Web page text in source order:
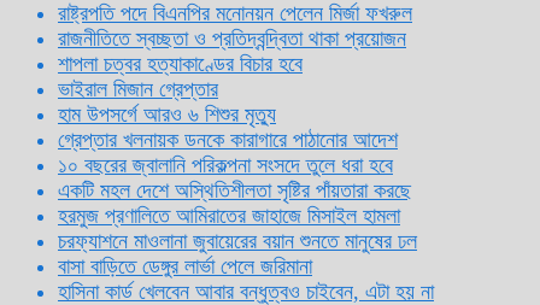
রাষ্ট্রপতি পদে বিএনপির মনোনয়ন পেলেন মির্জা ফখরুল
রাজনীতিতে স্বচ্ছতা ও প্রতিদ্বন্দ্বিতা থাকা প্রয়োজন
শাপলা চত্বর হত্যাকাণ্ডের বিচার হবে
ভাইরাল মিজান গ্রেপ্তার
হাম উপসর্গে আরও ৬ শিশুর মৃত্যু
গ্রেপ্তার খলনায়ক ডনকে কারাগারে পাঠানোর আদেশ
১০ বছরের জ্বালানি পরিকল্পনা সংসদে তুলে ধরা হবে
একটি মহল দেশে অস্থিতিশীলতা সৃষ্টির পাঁয়তারা করছে
হরমুজ প্রণালিতে আমিরাতের জাহাজে মিসাইল হামলা
চরফ্যাশনে মাওলানা জুবায়েরের বয়ান শুনতে মানুষের ঢল
বাসা বাড়িতে ডেঙ্গুর লার্ভা পেলে জরিমানা
হাসিনা কার্ড খেলবেন আবার বন্ধুত্বও চাইবেন, এটা হয় না